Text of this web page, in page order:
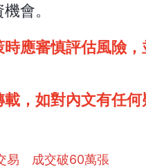
機會。
應審慎評估風險
，如對內文有任
易 成交破60萬張